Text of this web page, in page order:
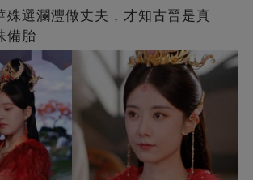
殊選瀾灃做丈夫，才知古晉是真
備胎